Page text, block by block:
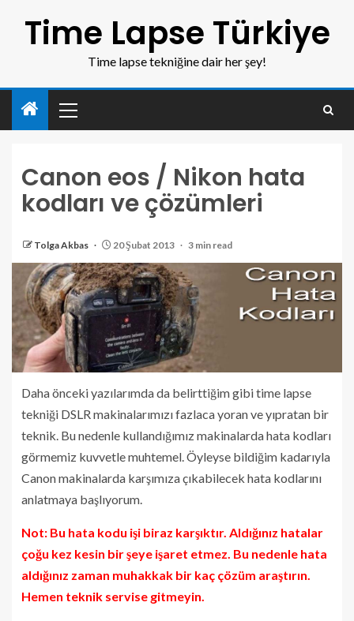
Time Lapse Türkiye
Time lapse tekniğine dair her şey!
Canon eos / Nikon hata
kodları ve çözümleri
Tolga Akbas 20 Şubat 2013 3 min read
Daha önceki yazılarımda da belirttiğim gibi time lapse
tekniği DSLR makinalarımızı fazlaca yoran ve yıpratan bir
teknik. Bu nedenle kullandığımız makinalarda hata kodları
görmemiz kuvvetle muhtemel. Öyleyse bildiğim kadarıyla
Canon makinalarda karşımıza çıkabilecek hata kodlarını
anlatmaya başlıyorum.
Not: Bu hata kodu işi biraz karşıktır. Aldığınız hatalar
çoğu kez kesin bir şeye işaret etmez. Bu nedenle hata
aldığınız zaman muhakkak bir kaç çözüm araştırın.
Hemen teknik servise gitmeyin.